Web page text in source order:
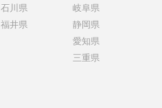
石川県
福井県
岐阜県
静岡県
愛知県
三重県